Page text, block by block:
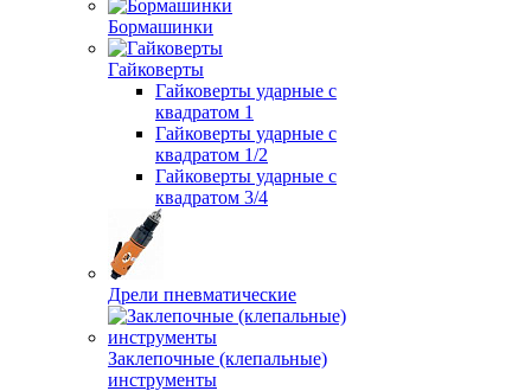
Бормашинки
Гайковерты
Гайковерты ударные с
квадратом 1
Гайковерты ударные с
квадратом 1/2
Гайковерты ударные с
квадратом 3/4
Дрели пневматические
Заклепочные (клепальные)
инструменты